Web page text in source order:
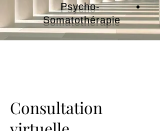
Psycho-
Somatothérapie
Consultation